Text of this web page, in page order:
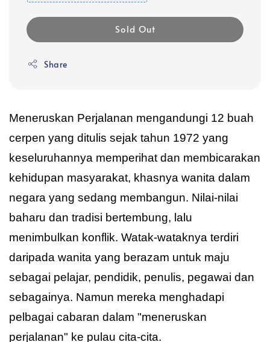
Sold Out
Share
Meneruskan Perjalanan mengandungi 12 buah
cerpen yang ditulis sejak tahun 1972 yang
keseluruhannya memperihat dan membicarakan
kehidupan masyarakat, khasnya wanita dalam
negara yang sedang membangun. Nilai-nilai
baharu dan tradisi bertembung, lalu
menimbulkan konflik. Watak-wataknya terdiri
daripada wanita yang berazam untuk maju
sebagai pelajar, pendidik, penulis, pegawai dan
sebagainya. Namun mereka menghadapi
pelbagai cabaran dalam "meneruskan
perjalanan" ke pulau cita-cita.